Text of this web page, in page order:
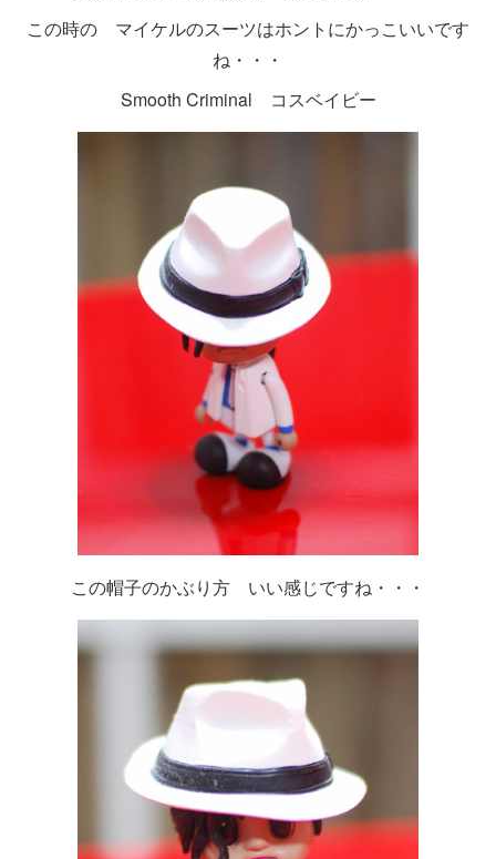
この時の マイケルのスーツはホントにかっこいいです
ね・・・
Smooth Criminal コスベイビー
この帽子のかぶり方 いい感じですね・・・